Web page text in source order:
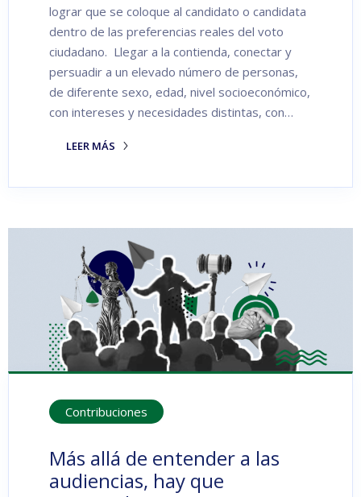
lograr que se coloque al candidato o candidata
dentro de las preferencias reales del voto
ciudadano. Llegar a la contienda, conectar y
persuadir a un elevado número de personas,
de diferente sexo, edad, nivel socioeconómico,
con intereses y necesidades distintas, con…
LEER MÁS
Contribuciones
Más allá de entender a las
audiencias, hay que